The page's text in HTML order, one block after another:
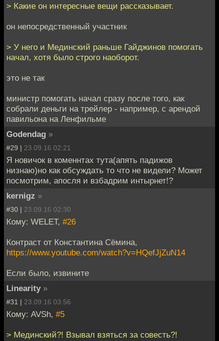
> Какие он интересные вещи рассказывает.
он непосредственный участник
> У него и Мединский раньше Гайджинов помогать
начал, хотя было строго наоборот.
это не так
министр помогать начал сразу после того, как
собрали деньги на трейлер - например, с арендой
павильона на Ленфильме
Godendag »
#29 | 23.09.16 02:21
Я новичок в коменнтах тута(апять падижов
низнаю)но как обсуждать то что не видели? Может
посмотрим, апосля и взбадрим интырнет!?
kernigz »
#30 | 23.09.16 02:30
Кому: WELET, #26
Контраст от Константина Сёмина,
https://www.youtube.com/watch?v=HQefJjZuN14
Если было, извините
Linearity »
#31 | 23.09.16 03:56
Кому: AVSh, #5
> Мединский?! Взывал взяться за совесть?!